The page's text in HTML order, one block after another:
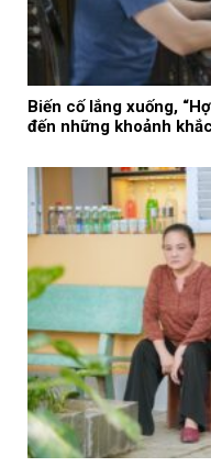
Biến cố lắng xuống,
đến những khoảnh